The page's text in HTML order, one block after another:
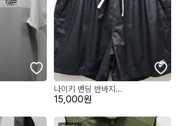
나이키 밴딩 반바지...
15,000원